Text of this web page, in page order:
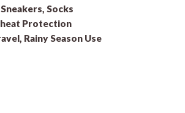
Socks
Protection
Rainy Season Use